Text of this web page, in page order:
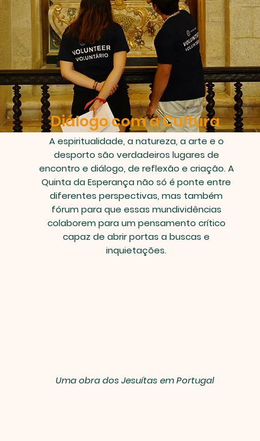
Diálogo com a Cultura
A espiritualidade, a natureza, a arte e o
desporto são verdadeiros lugares de
encontro e diálogo, de reflexão e criação. A
Quinta da Esperança não só é ponte entre
diferentes perspectivas, mas também
fórum para que essas mundividências
colaborem para um pensamento crítico
capaz de abrir portas a buscas e
inquietações.
Uma obra dos Jesuítas em Portugal